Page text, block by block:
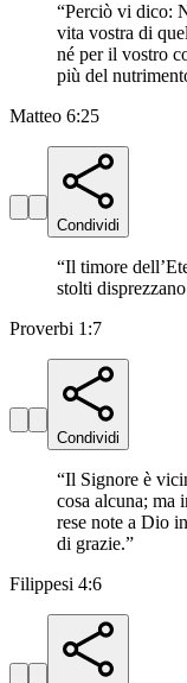
“Perciò vi dico:
vita vostra di
né per il vostro
più del
Matteo 6:25
Condividi
“Il timore
stolti
Proverbi 1:7
Condividi
“Il Signore è
cosa alcuna; ma
rese note a Dio
di grazie.”
Filippesi 4:6